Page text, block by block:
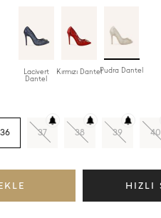
Lacivert
Dantel
Kırmızı DantelPudra Dantel
36 37 38 39 40